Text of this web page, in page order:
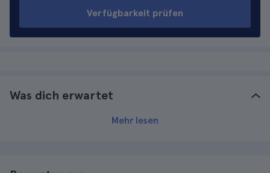
Verfügbarkeit prüfen
Was dich erwartet
Mehr lesen